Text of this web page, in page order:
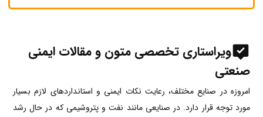
ویراستاری تخصصی متون و مقالات ایمنی
صنعتی
امروزه در صنایع مختلف، رعایت نکات ایمنی و استانداردهای لازم بسیار
مورد توجه قرار دارد. در صنایعی مانند نفت و پتروشیمی که در حال رشد